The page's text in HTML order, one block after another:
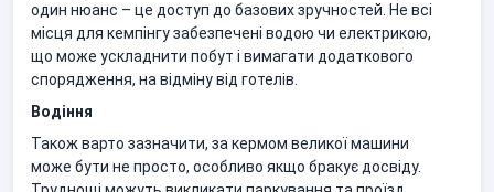
один нюанс – це доступ до базових зручностей. Не всі
місця для кемпінгу забезпечені водою чи електрикою,
що може ускладнити побут і вимагати додаткового
спорядження, на відміну від готелів.
Водіння
Також варто зазначити, за кермом великої машини
може бути не просто, особливо якщо бракує досвіду.